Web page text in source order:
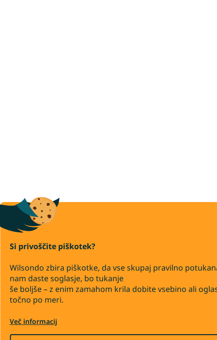
Si privoščite piškotek?
Wilsondo zbira piškotke, da vse skupaj pravilno
nam daste soglasje, bo tukanje
še boljše – z enim zamahom krila dobite vsebino ali
točno po meri.
Več informacij